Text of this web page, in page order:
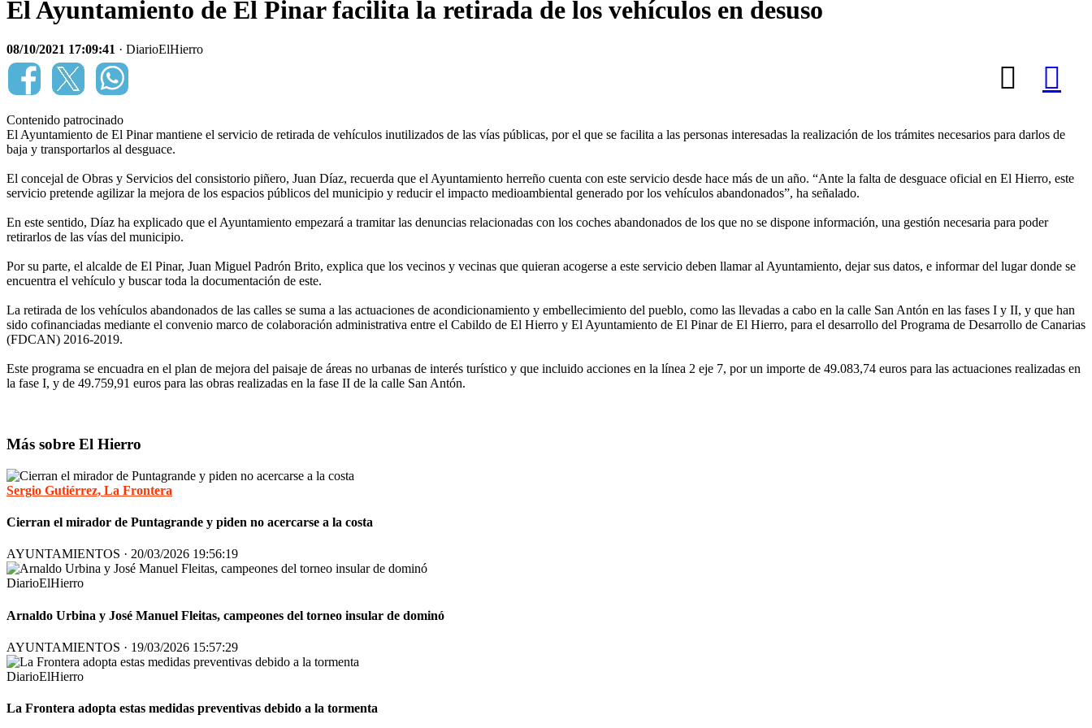
El Ayuntamiento de El Pinar facilita la retirada de los vehículos en desuso
08/10/2021 17:09:41 · DiarioElHierro
Contenido patrocinado
El Ayuntamiento de El Pinar mantiene el servicio de retirada de vehículos inutilizados de las vías públicas, por el que se facilita a las personas interesadas la realización de los trámites necesarios para darlos de
baja y transportarlos al desguace.
El concejal de Obras y Servicios del consistorio piñero, Juan Díaz, recuerda que el Ayuntamiento herreño cuenta con este servicio desde hace más de un año. “Ante la falta de desguace oficial en El Hierro, este
servicio pretende agilizar la mejora de los espacios públicos del municipio y reducir el impacto medioambiental generado por los vehículos abandonados”, ha señalado.
En este sentido, Díaz ha explicado que el Ayuntamiento empezará a tramitar las denuncias relacionadas con los coches abandonados de los que no se dispone información, una gestión necesaria para poder
retirarlos de las vías del municipio.
Por su parte, el alcalde de El Pinar, Juan Miguel Padrón Brito, explica que los vecinos y vecinas que quieran acogerse a este servicio deben llamar al Ayuntamiento, dejar sus datos, e informar del lugar donde se
encuentra el vehículo y buscar toda la documentación de este.
La retirada de los vehículos abandonados de las calles se suma a las actuaciones de acondicionamiento y embellecimiento del pueblo, como las llevadas a cabo en la calle San Antón en las fases I y II, y que han
sido cofinanciadas mediante el convenio marco de colaboración administrativa entre el Cabildo de El Hierro y El Ayuntamiento de El Pinar de El Hierro, para el desarrollo del Programa de Desarrollo de Canarias
(FDCAN) 2016-2019.
Este programa se encuadra en el plan de mejora del paisaje de áreas no urbanas de interés turístico y que incluido acciones en la línea 2 eje 7, por un importe de 49.083,74 euros para las actuaciones realizadas en
la fase I, y de 49.759,91 euros para las obras realizadas en la fase II de la calle San Antón.
Más sobre El Hierro
Sergio Gutiérrez, La Frontera
Cierran el mirador de Puntagrande y piden no acercarse a la costa
AYUNTAMIENTOS · 20/03/2026 19:56:19
DiarioElHierro
Arnaldo Urbina y José Manuel Fleitas, campeones del torneo insular de dominó
AYUNTAMIENTOS · 19/03/2026 15:57:29
DiarioElHierro
La Frontera adopta estas medidas preventivas debido a la tormenta